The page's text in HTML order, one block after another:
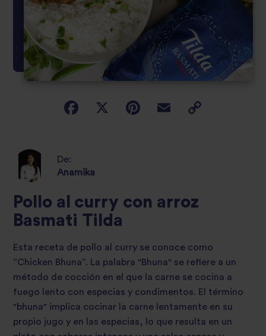
De:
Anamika
Pollo al curry con arroz
Basmati Tilda
Esta receta de pollo al curry se conoce como
“Chicken Bhuna”. La palabra "Bhuna" se refiere a un
método de cocción en el que la carne se cocina a
fuego lento con especias y condimentos. El término
"bhuna" implica cocinar la carne lentamente en su
propio jugo y en las especias, lo que resulta en un